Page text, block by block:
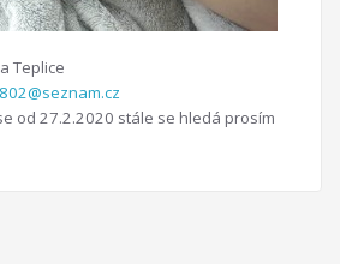
Teplice
od 27.2.2020 stále se hledá prosím